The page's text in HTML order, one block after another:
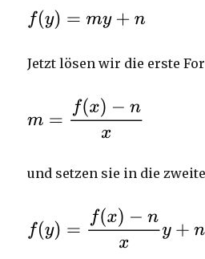
Jetzt lösen wir die erste
und setzen sie in die